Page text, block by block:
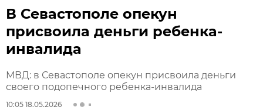
В Севастополе опекун
присвоила деньги ребенка-
инвалида
МВД: в Севастополе опекун присвоила деньги
своего подопечного ребенка-инвалида
10:05 18.05.2026